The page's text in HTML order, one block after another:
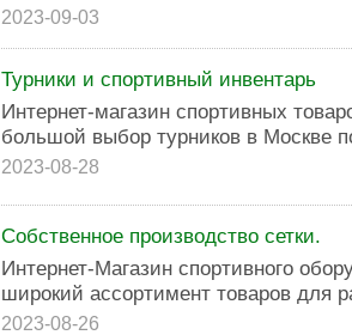
2023-09-03
Турники и спортивный инвентарь
Интернет-магазин спортивных
большой выбор турников в Москве
2023-08-28
Собственное производство сетки.
Интернет-Магазин спортивного
широкий ассортимент товаров для
2023-08-26